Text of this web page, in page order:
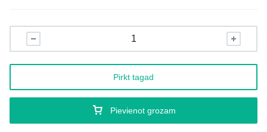
Pievienot grozam
Pirkt tagad